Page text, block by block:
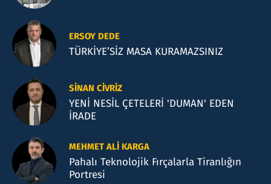
ERSOY DEDE
TÜRKİYE’SİZ MASA KURAMAZSINIZ
SINAN CIVRIZ
YENİ NESİL ÇETELERİ 'DUMAN' EDEN
İRADE
MEHMET ALI KARGA
Pahalı Teknolojik Fırçalarla Tiranlığın
Portresi